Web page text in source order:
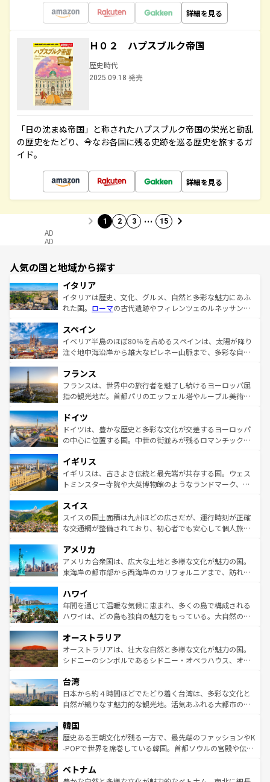
詳細を見る
Ｈ０２ ハプスブルク帝国
歴史時代
2025.09.18 発売
「日の沈まぬ帝国」と称されたハプスブルク帝国の栄光と動乱
の歴史をたどり、今なお各国に残る史跡を巡る歴史を旅するガ
イド。
詳細を見る
1 2 3 … 15
AD
AD
人気の国と地域から探す
イタリア
イタリアは歴史、文化、グルメ、自然と多彩な魅力にあふ
れた国。 ローマの古代遺跡やフィレンツェのルネッサンス
ろん、トスカーナの美しい田園風景やアマルフィ海岸の絶
景など、自然景観も見逃せない。観光の合間には、本場の
ピザやパスタなど、絶品のイタリア料理を堪能することも
ませてくれるイタリアで、忘れられない旅をしてみよう！
なお、新着のイタリア情報はコンテンツ一覧 を参照してほ
しい。
スペイン
イベリア半島のほぼ80％を占めるスペインは、太陽が降り
注ぐ地中海沿岸から雄大なピレネー山脈まで、多彩な自然
文化が根付くこの国では、情熱的なフラメンコ、熱気あふ
れる闘牛、そして美味しいタパスが生活の一部となってい
る。首都マドリードの洗練された雰囲気や、バルセロナの
の城塞都市、穏やかなビーチリゾートまで多彩な表情を見
せる。地方によって風土や気候が異なるスペインはその個
性で訪れる人を魅了する。 なお、新着のスペイン情報はコ
フランス
フランスは、世界中の旅行者を魅了し続けるヨーロッパ屈
指の観光地だ。首都パリのエッフェル塔やルーブル美術館
で、幅広い魅力が詰まっている。華麗な宮殿、歴史的な大
聖堂、美しいビーチ、そして豊かな自然が、訪れる者を心
から魅了する。また、フランスは美食の国としても知ら
いる。シャンパンの発祥地であるランス、プロヴァンスの
香り高いラベンダー畑など、多彩な楽しみ方が可能だ。さ
らに、パリ以外の地域にも魅力が溢れており、どの街角に
れる地方に足を運ぶとそれぞれで全く異なる文化を体験で
きるだろう。 なお、新着のフランス情報はコンテンツ一覧
を参照してほしい。
ドイツ
ドイツは、豊かな歴史と多彩な文化が交差するヨーロッパ
の中心に位置する国。中世の街並みが残るロマンチック街
顔を持つこの国は、どこを歩いても飽きることがない。ベ
ルリンの文化的活気、バイエルン州のアルプスの絶景、そ
してライン川沿いのワイン畑といった風景は必見。ビール
は、お酒好きな人にはぜひ体験してほしい。 なお、新着の
ドイツ情報はコンテンツ一覧を参照してほしい。
イギリス
イギリスは、古きよき伝統と最先端が共存する国。ウェス
トミンスター寺院や大英博物館のようなランドマーク、歴
リアごとに異なる魅力がある。また、優雅なアフタヌーン
ティー、ビール好きにはたまらない英国パブ、サッカー観
戦など、本場だからこそできる体験も豊富。イギリスを旅
ンツ一覧を参照してほしい。
スイス
スイスの国土面積は九州ほどの広さだが、運行時刻が正確
な交通網が整備されており、初心者でも安心して個人旅行
の建物がそのまま残る町や、スイスならではのユニークな
博物館もあり、アルプス観光だけでなく町歩きも満喫する
ことができる。国民の所得が高いため物価も高いが、旅行
ば市内交通費無料で観光を楽しむこともできる。 なお、新
着のスイス情報はコンテンツ一覧 を参照してほしい。
アメリカ
アメリカ合衆国は、広大な土地と多様な文化が魅力の国。
東海岸の都市部から西海岸のカリフォルニアまで、訪れる
のような巨大都市は、観光、ショッピング、エンターテイ
ンメントが詰まった刺激的なスポットだ。一方、アメリカ
西部には大自然が広がり、グランドキャニオンやイエロー
部のニューオーリンズでは、音楽と美食が融合した独特の
文化が魅力。旅行者はアメリカの各地域で異なる魅力を楽
しみながら、その多様性と豊かな歴史を感じることができ
ならではの贅沢な旅のスタイルだ。 なお、新着のアメリカ
情報はコンテンツ一覧を参照してほしい。
ハワイ
年間を通じて温暖な気候に恵まれ、多くの島で構成される
ハワイは、どの島も独自の魅力をもっている。大自然の神
ワイ島は見逃せない。また、定番の観光地といえばオアフ
島だが、静かな自然を求めるならマウイ島やカウアイ島が
おすすめ。エメラルドグリーンに輝く海をはじめ、豊かな
れるおもてなしの心で訪れる人々を迎えてくれるハワイの
人々、おいしいローカルフードやハワイアンミュージッ
ク、伝統的なフラダンスなど、すべてがハワイの魅力を彩
ワイを、存分に味わってほしい。 なお、新着のハワイ情報
はコンテンツ一覧を参照してほしい。
オーストラリア
オーストラリアは、壮大な自然と多様な文化が魅力の国。
シドニーのシンボルであるシドニー・オペラハウス、オー
リアリーフや大陸中央部にそびえるウルル（エアーズロッ
ク）、タスマニアの美しい原生林やケアンズの熱帯雨林な
ど、見どころがたくさん。また、カフェやワイン、オージ
いる。アクティビティも充実しており、サーフィンやダイ
ビング、ハイキングなど、アウトドア好きにはたまらな
い。オーストラリアの多彩な魅力を存分に味わいつくそ
参照してほしい。
台湾
日本から約４時間ほどでたどり着く台湾は、多彩な文化と
自然が織りなす魅力的な観光地。活気あふれる大都市の台
ン）、静ひつな山岳地帯である台湾東部など、都市の喧騒
と山間の静けさが共存しており、訪れる人に新しい発見と
驚きをもたらしてくれる。また、奥深い台湾の食文化も魅
容にもいいと評判のスイーツなど、バラエティ豊かな料理
が味わえる。 なお、新着の台湾情報は コンテンツ一覧を参
韓国
歴史ある王朝文化が残る一方で、最先端のファッションやK
-POPで世界を席巻している韓国。首都ソウルの宮殿や伝統
き、地方に足を延ばせば四季折々の自然美を楽しむことが
ベトナム